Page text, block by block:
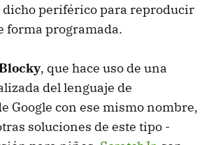
periférico para reproducir
forma programada.
, que hace uso de una
del lenguaje de
Google con ese mismo nombre,
soluciones de este tipo -